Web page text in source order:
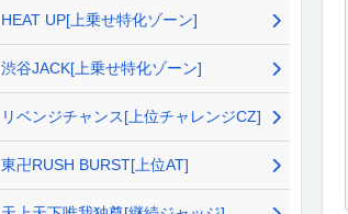
HEAT UP[上乗せ特化ゾーン]
渋谷JACK[上乗せ特化ゾーン]
リベンジチャンス[上位チャレンジCZ]
東卍RUSH BURST[上位AT]